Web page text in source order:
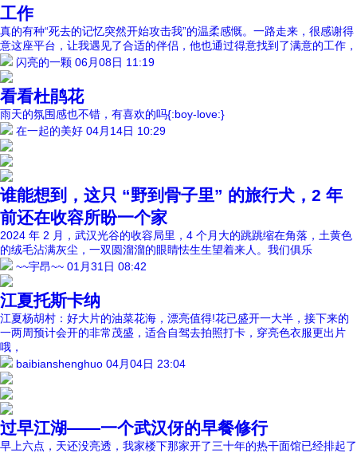
工作
真的有种“死去的记忆突然开始攻击我”的温柔感慨。一路走来，很感谢得
意这座平台，让我遇见了合适的伴侣，他也通过得意找到了满意的工作，
闪亮的一颗 06月08日 11:19
看看杜鹃花
雨天的氛围感也不错，有喜欢的吗{:boy-love:}
在一起的美好 04月14日 10:29
谁能想到，这只 “野到骨子里” 的旅行犬，2 年
前还在收容所盼一个家
2024 年 2 月，武汉光谷的收容局里，4 个月大的跳跳缩在角落，土黄色
的绒毛沾满灰尘，一双圆溜溜的眼睛怯生生望着来人。我们俱乐
~~宇昂~~ 01月31日 08:42
江夏托斯卡纳
江夏杨胡村：好大片的油菜花海，漂亮值得!花已盛开一大半，接下来的
一两周预计会开的非常茂盛，适合自驾去拍照打卡，穿亮色衣服更出片
哦，
baibianshenghuo 04月04日 23:04
过早江湖——一个武汉伢的早餐修行
早上六点，天还没亮透，我家楼下那家开了三十年的热干面馆已经排起了